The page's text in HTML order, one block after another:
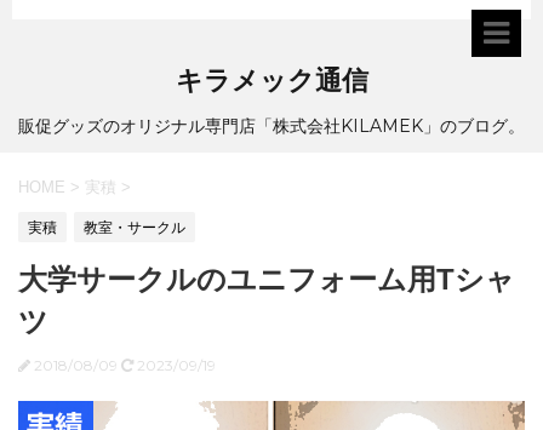
キラメック通信
販促グッズのオリジナル専門店「株式会社KILAMEK」のブログ。
HOME > 実積 >
実積 教室・サークル
大学サークルのユニフォーム用Tシャ
ツ
2018/08/09 2023/09/19